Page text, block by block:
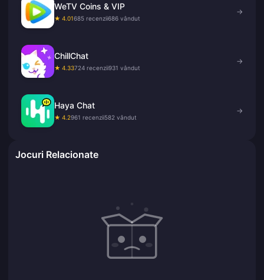
WeTV Coins & VIP
★ 4.01685 recenzii686 vândut
→
ChillChat
★ 4.33724 recenzii931 vândut
→
Haya Chat
★ 4.2961 recenzii582 vândut
→
Jocuri Relacionate